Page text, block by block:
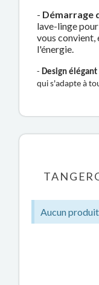
- Démarrage
lave-linge
vous convient,
l'énergie.
-Design élégant
qui s'adapte à
Aucun produit